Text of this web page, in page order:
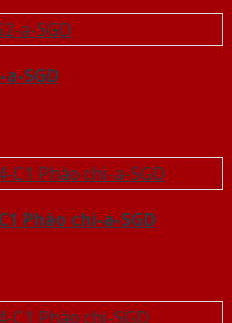
SGD
Phào chi-a-SGD